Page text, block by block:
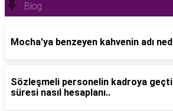
Blog
Mocha'ya benzeyen kahvenin adı
Sözleşmeli personelin kadroya
süresi nasıl hesaplanı..